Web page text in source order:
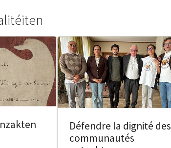
Défendre la dignité des
communautés